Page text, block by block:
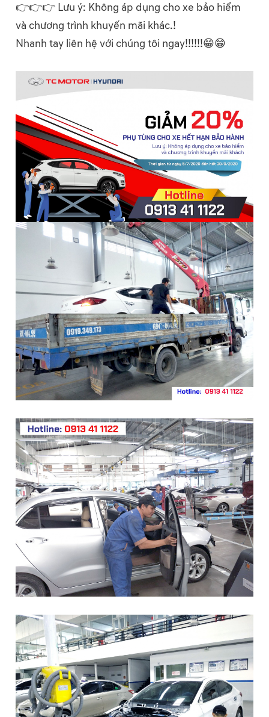
👉👉👉 Lưu ý: Không áp dụng cho xe bảo hiểm
và chương trình khuyến mãi khác.!
Nhanh tay liên hệ với chúng tôi ngay!!!!!!😁😁